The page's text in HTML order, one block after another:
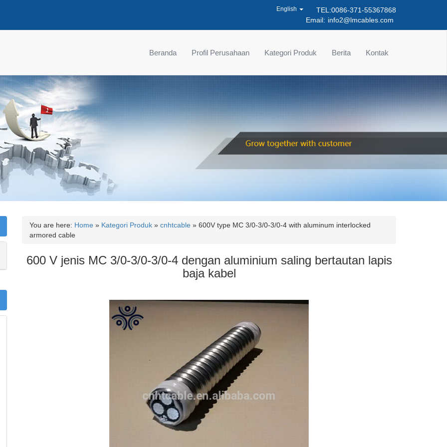
TEL:0086-371-55367868
Email: info2@lmcables.com
English
Beranda Profil Perusahaan Kategori Produk Berita Kontak
You are here: Home » Kategori Produk » cnhtcable » 600V type MC 3/0-3/0-3/0-4 with aluminum interlocked
armored cable
600 V jenis MC 3/0-3/0-3/0-4 dengan aluminium saling bertautan lapis
baja kabel